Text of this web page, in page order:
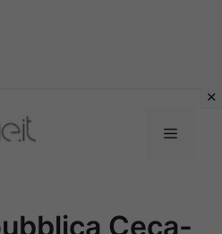
Menu
Ceca-